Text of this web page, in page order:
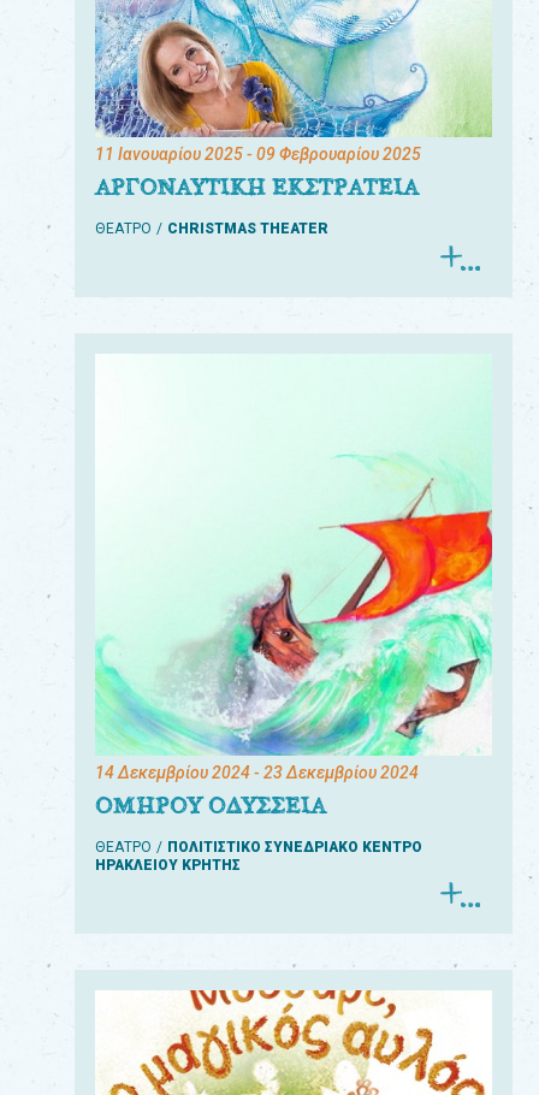
11 Ιανουαρίου 2025- 09 Φεβρουαρίου 2025
ΑΡΓΟΝΑΥΤΙΚΗ ΕΚΣΤΡΑΤΕΙΑ
ΘΕΑΤΡΟ CHRISTMAS THEATER
14 Δεκεμβρίου 2024- 23 Δεκεμβρίου 2024
ΟΜΗΡΟΥ ΟΔΥΣΣΕΙΑ
ΘΕΑΤΡΟ
ΠΟΛΙΤΙΣΤΙΚΟ ΣΥΝΕΔΡΙΑΚΟ ΚΕΝΤΡΟ
ΗΡΑΚΛΕΙΟΥ ΚΡΗΤΗΣ